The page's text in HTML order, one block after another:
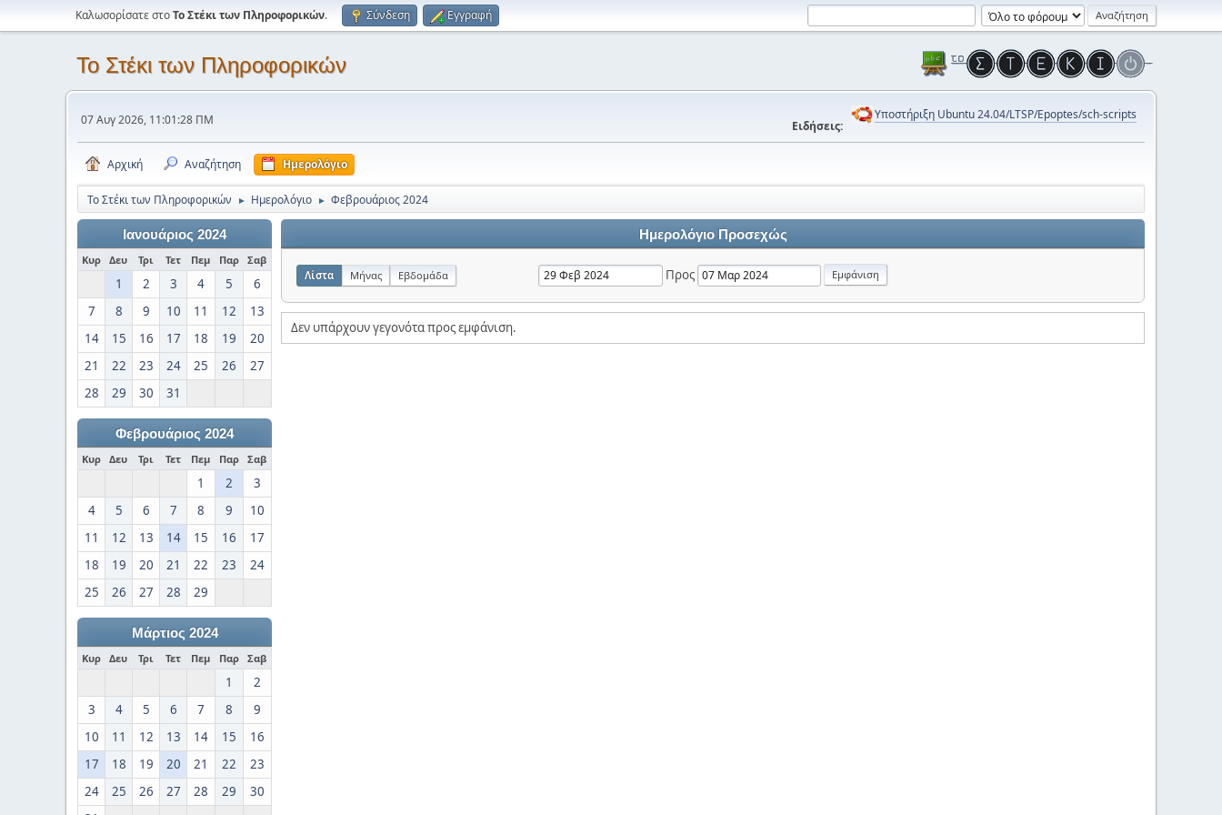
Καλωσορίσατε στοΤο Στέκι των Πληροφορικών. Σύνδεση Εγγραφή
Το Στέκι των Πληροφορικών
07 Αυγ 2026, 11:01:28 ΠΜ Ειδήσεις:
Υποστήριξη Ubuntu 24.04/LTSP/Epoptes/sch-scripts
Αρχική Αναζήτηση Ημερολόγιο
Το Στέκι των Πληροφορικών ► Ημερολόγιο ► Φεβρουάριος 2024
Ιανουάριος 2024
Κυρ Δευ Τρι Τετ Πεμ Παρ Σαβ
1 2 3 4 5
6
7
8 9 10 11 12
13
14
15 16 17 18 19
20
21
22 23 24 25 26
27
28
29 30 31
Φεβρουάριος 2024
Κυρ Δευ Τρι Τετ Πεμ Παρ Σαβ
1 2
3
4
5 6 7 8 9
10
11
12 13 14 15 16
17
18
19 20 21 22 23
24
25
26 27 28 29
Μάρτιος 2024
Κυρ Δευ Τρι Τετ Πεμ Παρ Σαβ
1
2
3
4 5 6 7 8
9
10
11 12 13 14 15
16
17
18 19 20 21 22
23
24
25 26 27 28 29
30
Ημερολόγιο Προσεχώς
Λίστα Μήνας Εβδομάδα Προς
Δεν υπάρχουν γεγονότα προς εμφάνιση.